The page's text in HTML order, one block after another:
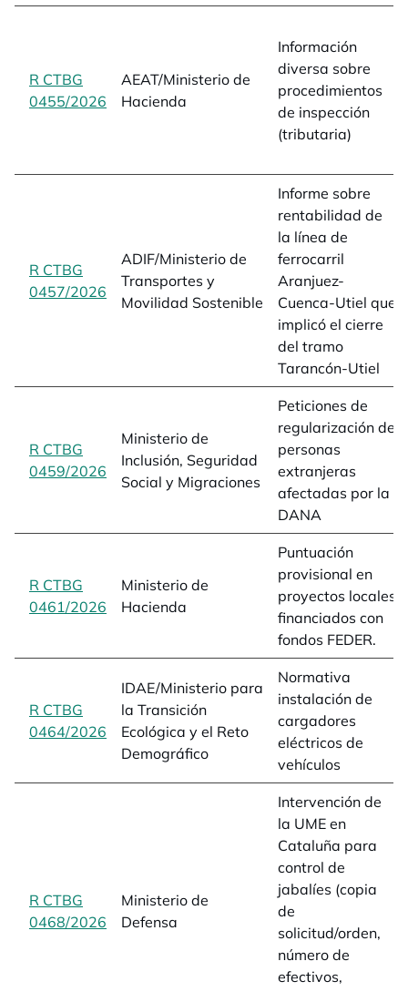
R CTBG
0455/2026 opens in a new tab
AEAT/Ministerio de
Hacienda
Información
diversa sobre
procedimientos
de inspección
(tributaria)
R CTBG
0457/2026 opens in a new tab
ADIF/Ministerio de
Transportes y
Movilidad Sostenible
Informe sobre
rentabilidad de
la línea de
ferrocarril
Aranjuez-
Cuenca-Utiel que
implicó el cierre
del tramo
Tarancón-Utiel
R CTBG
0459/2026 opens in a new tab
Ministerio de
Inclusión, Seguridad
Social y Migraciones
Peticiones de
regularización de
personas
extranjeras
afectadas por la
DANA
R CTBG
0461/2026 opens in a new tab
Ministerio de
Hacienda
Puntuación
provisional en
proyectos locales
financiados con
fondos FEDER.
R CTBG
0464/2026 opens in a new tab
IDAE/Ministerio para
la Transición
Ecológica y el Reto
Demográfico
Normativa
instalación de
cargadores
eléctricos de
vehículos
R CTBG
0468/2026 opens in a new tab
Ministerio de
Defensa
Intervención de
la UME en
Cataluña para
control de
jabalíes (copia
de
solicitud/orden,
número de
efectivos,